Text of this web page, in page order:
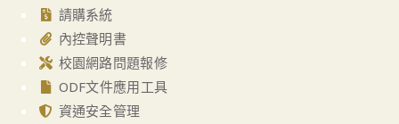
請購系統
內控聲明書
校園網路問題報修
ODF文件應用工具
資通安全管理